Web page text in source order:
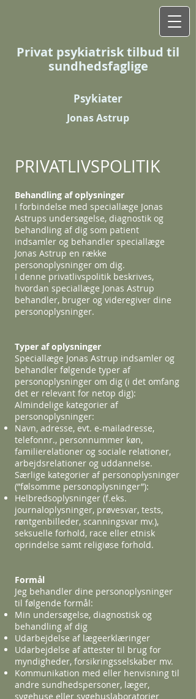
Privat psykiatrisk tilbud til
sundhedsfaglige
Psykiater
Jonas Astrup
PRIVATLIVSPOLITIK
Behandling af oplysninger
I forbindelse med speciallæge Jonas
Astrups undersøgelse, diagnostik og
behandling af dig som patient
indsamler og behandler speciallæge
Jonas Astrup en række
personoplysninger om dig.
I denne privatlivspolitik beskrives,
hvordan speciallæge Jonas Astrup
behandler, bruger og videregiver dine
personoplysninger.
Typer af oplysninger
Speciallæge Jonas Astrup indsamler og
behandler følgende typer af
personoplysninger om dig (i det omfang
det er relevant for netop dig):
Almindelige kategorier af
personoplysninger:
Navn, adresse, evt. e-mailadresse,
telefonnr., personnummer køn,
familierelationer og sociale relationer,
arbejdsrelationer og uddannelse.
Særlige kategorier af personoplysninger
(”følsomme personoplysninger”):
Helbredsoplysninger (f.eks.
journaloplysninger, prøvesvar, tests,
røntgenbilleder, scanningsvar mv.),
seksuelle forhold, race eller etnisk
oprindelse samt religiøse forhold.
Formål
Jeg behandler dine personoplysninger
til følgende formål:
Min undersøgelse, diagnostisk og
behandling af dig
Udarbejdelse af lægeerklæringer
Udarbejdelse af attester til brug for
myndigheder, forsikringsselskaber mv.
Kommunikation med eller henvisning til
andre sundhedspersoner, læger,
sygehuse eller sygehuslaboratorier